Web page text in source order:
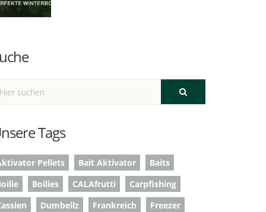
Tags
Pellets Bait Aktivator
Baits
Boilies CALAfrutti
Carpfishing
Dumbellz Frankreich
Freezer